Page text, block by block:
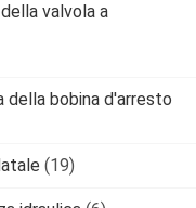
valvola a
della bobina d'arresto
(19)